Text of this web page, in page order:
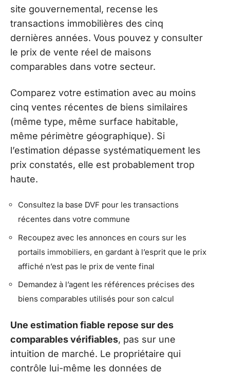
site gouvernemental, recense les
transactions immobilières des cinq
dernières années. Vous pouvez y consulter
le prix de vente réel de maisons
comparables dans votre secteur.
Comparez votre estimation avec au moins
cinq ventes récentes de biens similaires
(même type, même surface habitable,
même périmètre géographique). Si
l’estimation dépasse systématiquement les
prix constatés, elle est probablement trop
haute.
Consultez la base DVF pour les transactions
récentes dans votre commune
Recoupez avec les annonces en cours sur les
portails immobiliers, en gardant à l’esprit que le prix
affiché n’est pas le prix de vente final
Demandez à l’agent les références précises des
biens comparables utilisés pour son calcul
Une estimation fiable repose sur des
comparables vérifiables, pas sur une
intuition de marché. Le propriétaire qui
contrôle lui-même les données de